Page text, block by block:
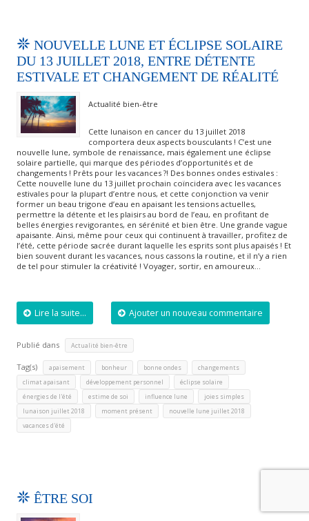
NOUVELLE LUNE ET ÉCLIPSE SOLAIRE
DU 13 JUILLET 2018, ENTRE DÉTENTE
ESTIVALE ET CHANGEMENT DE RÉALITÉ
Actualité bien-être
Cette lunaison en cancer du 13 juillet 2018
comportera deux aspects bousculants ! C’est une
nouvelle lune, symbole de renaissance, mais également une éclipse
solaire partielle, qui marque des périodes d’opportunités et de
changements ! Prêts pour les vacances ?! Des bonnes ondes estivales :
Cette nouvelle lune du 13 juillet prochain coïncidera avec les vacances
estivales pour la plupart d’entre nous, et cette conjonction va venir
former un beau trigone d’eau en apaisant les tensions actuelles,
permettre la détente et les plaisirs au bord de l’eau, en profitant de
belles énergies revigorantes, en sérénité et bien être. Une grande vague
apaisante. Ainsi, même pour ceux qui continuent à travailler, profitez de
l’été, cette période sacrée durant laquelle les esprits sont plus apaisés ! Et
bien souvent durant les vacances, nous cassons la routine, et il n’y a rien
de tel pour stimuler la créativité ! Voyager, sortir, en amoureux…
Lire la suite... Ajouter un nouveau commentaire
Publié dans Actualité bien-être
Tag(s) apaisement bonheur bonne ondes changements
climat apaisant développement personnel éclipse solaire
énergies de l'été estime de soi influence lune joies simples
lunaison juillet 2018 moment présent nouvelle lune juillet 2018
vacances d'été
ÊTRE SOI